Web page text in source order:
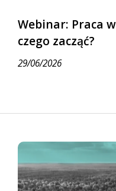
Webinar: Praca
czego zacząć?
29/06/2026